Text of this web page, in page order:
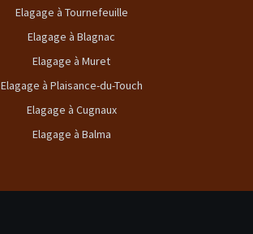
Elagage à Tournefeuille
Elagage à Blagnac
Elagage à Muret
Elagage à Plaisance-du-Touch
Elagage à Cugnaux
Elagage à Balma